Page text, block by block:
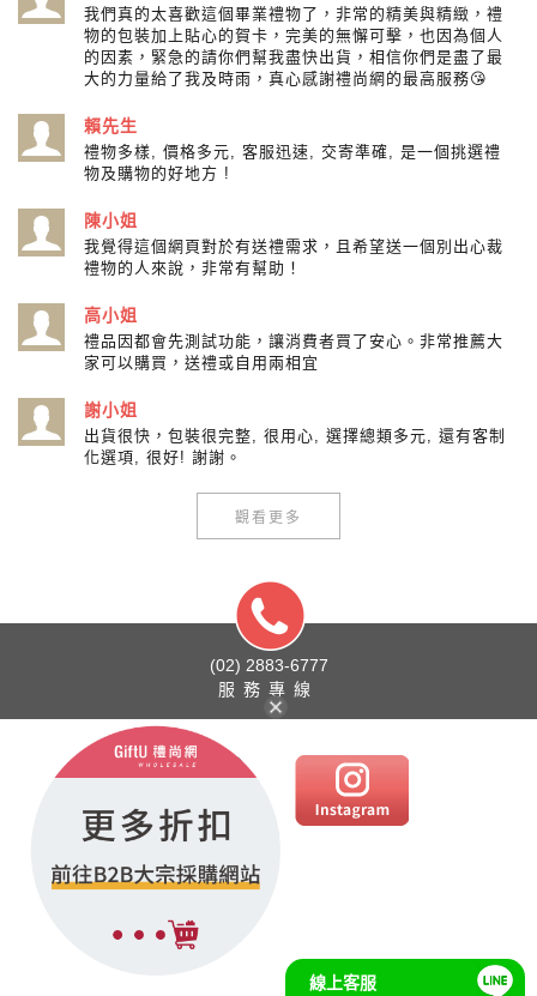
我們真的太喜歡這個畢業禮物了，非常的精美與精緻，禮
物的包裝加上貼心的賀卡，完美的無懈可擊，也因為個人
的因素，緊急的請你們幫我盡快出貨，相信你們是盡了最
大的力量給了我及時雨，真心感謝禮尚網的最高服務😘
賴先生
禮物多樣, 價格多元, 客服迅速, 交寄準確, 是一個挑選禮
物及購物的好地方 !
陳小姐
我覺得這個網頁對於有送禮需求，且希望送一個別出心裁
禮物的人來說，非常有幫助！
高小姐
禮品因都會先測試功能，讓消費者買了安心。非常推薦大
家可以購買，送禮或自用兩相宜
謝小姐
出貨很快，包裝很完整, 很用心, 選擇總類多元, 還有客制
化選項, 很好! 謝謝。
觀看更多
(02) 2883-6777
服務專線
線上客服